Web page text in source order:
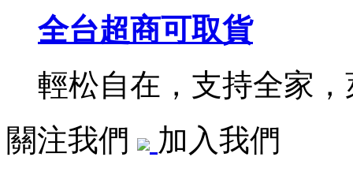
全台超商可取貨
輕松自在，支持全家
關注我們
加入我們